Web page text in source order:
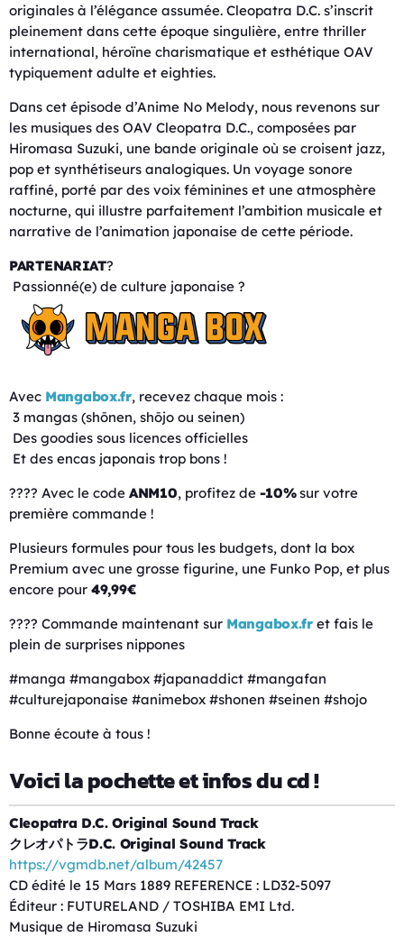
originales à l’élégance assumée. Cleopatra D.C. s’inscrit
pleinement dans cette époque singulière, entre thriller
international, héroïne charismatique et esthétique OAV
typiquement adulte et eighties.
Dans cet épisode d’Anime No Melody, nous revenons sur
les musiques des OAV Cleopatra D.C., composées par
Hiromasa Suzuki, une bande originale où se croisent jazz,
pop et synthétiseurs analogiques. Un voyage sonore
raffiné, porté par des voix féminines et une atmosphère
nocturne, qui illustre parfaitement l’ambition musicale et
narrative de l’animation japonaise de cette période.
PARTENARIAT?
Passionné(e) de culture japonaise ?
Avec Mangabox.fr, recevez chaque mois :
3 mangas (shōnen, shōjo ou seinen)
Des goodies sous licences officielles
Et des encas japonais trop bons !
???? Avec le code ANM10, profitez de -10%sur votre
première commande !
Plusieurs formules pour tous les budgets, dont la box
Premium avec une grosse figurine, une Funko Pop, et plus
encore pour 49,99€
???? Commande maintenant sur Mangabox.fret fais le
plein de surprises nippones
#manga #mangabox #japanaddict #mangafan
#culturejaponaise #animebox #shonen #seinen #shojo
Bonne écoute à tous !
Voici la pochette et infos du cd !
Cleopatra D.C. Original Sound Track
クレオパトラD.C. Original Sound Track
https://vgmdb.net/album/42457
CD édité le 15 Mars 1889 REFERENCE : LD32-5097
Éditeur : FUTURELAND / TOSHIBA EMI Ltd.
Musique de Hiromasa Suzuki